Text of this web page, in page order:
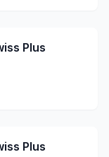
Plus
Plus